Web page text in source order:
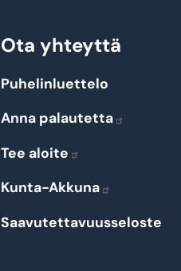
Ota yhteyttä
Puhelinluettelo
Anna palautetta
Tee aloite
Kunta-Akkuna
Saavutettavuusseloste